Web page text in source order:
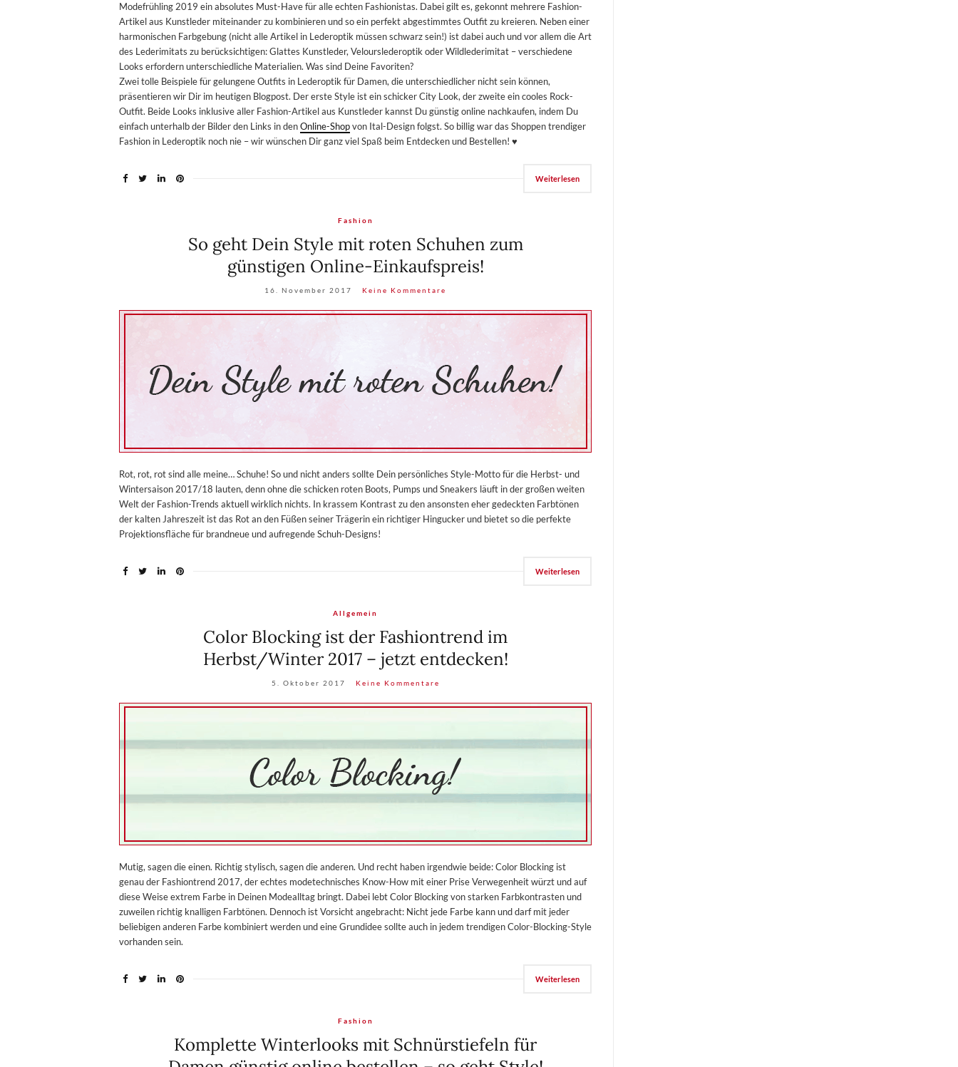
Modefrühling 2019 ein absolutes Must-Have für alle echten Fashionistas. Dabei gilt es, gekonnt mehrere Fashion-
Artikel aus Kunstleder miteinander zu kombinieren und so ein perfekt abgestimmtes Outfit zu kreieren. Neben einer
harmonischen Farbgebung (nicht alle Artikel in Lederoptik müssen schwarz sein!) ist dabei auch und vor allem die Art
des Lederimitats zu berücksichtigen: Glattes Kunstleder, Velourslederoptik oder Wildlederimitat – verschiedene
Looks erfordern unterschiedliche Materialien. Was sind Deine Favoriten?
Zwei tolle Beispiele für gelungene Outfits in Lederoptik für Damen, die unterschiedlicher nicht sein können,
präsentieren wir Dir im heutigen Blogpost. Der erste Style ist ein schicker City Look, der zweite ein cooles Rock-
Outfit. Beide Looks inklusive aller Fashion-Artikel aus Kunstleder kannst Du günstig online nachkaufen, indem Du
einfach unterhalb der Bilder den Links in denOnline-Shopvon Ital-Design folgst. So billig war das Shoppen trendiger
Fashion in Lederoptik noch nie – wir wünschen Dir ganz viel Spaß beim Entdecken und Bestellen! ♥
Weiterlesen
Fashion
So geht Dein Style mit roten Schuhen zum
günstigen Online-Einkaufspreis!
16. November 2017 Keine Kommentare
Rot, rot, rot sind alle meine… Schuhe! So und nicht anders sollte Dein persönliches Style-Motto für die Herbst- und
Wintersaison 2017/18 lauten, denn ohne die schicken roten Boots, Pumps und Sneakers läuft in der großen weiten
Welt der Fashion-Trends aktuell wirklich nichts. In krassem Kontrast zu den ansonsten eher gedeckten Farbtönen
der kalten Jahreszeit ist das Rot an den Füßen seiner Trägerin ein richtiger Hingucker und bietet so die perfekte
Projektionsfläche für brandneue und aufregende Schuh-Designs!
Weiterlesen
Allgemein
Color Blocking ist der Fashiontrend im
Herbst/Winter 2017 – jetzt entdecken!
5. Oktober 2017 Keine Kommentare
Mutig, sagen die einen. Richtig stylisch, sagen die anderen. Und recht haben irgendwie beide: Color Blocking ist
genau der Fashiontrend 2017, der echtes modetechnisches Know-How mit einer Prise Verwegenheit würzt und auf
diese Weise extrem Farbe in Deinen Modealltag bringt. Dabei lebt Color Blocking von starken Farbkontrasten und
zuweilen richtig knalligen Farbtönen. Dennoch ist Vorsicht angebracht: Nicht jede Farbe kann und darf mit jeder
beliebigen anderen Farbe kombiniert werden und eine Grundidee sollte auch in jedem trendigen Color-Blocking-Style
vorhanden sein.
Weiterlesen
Fashion
Komplette Winterlooks mit Schnürstiefeln für